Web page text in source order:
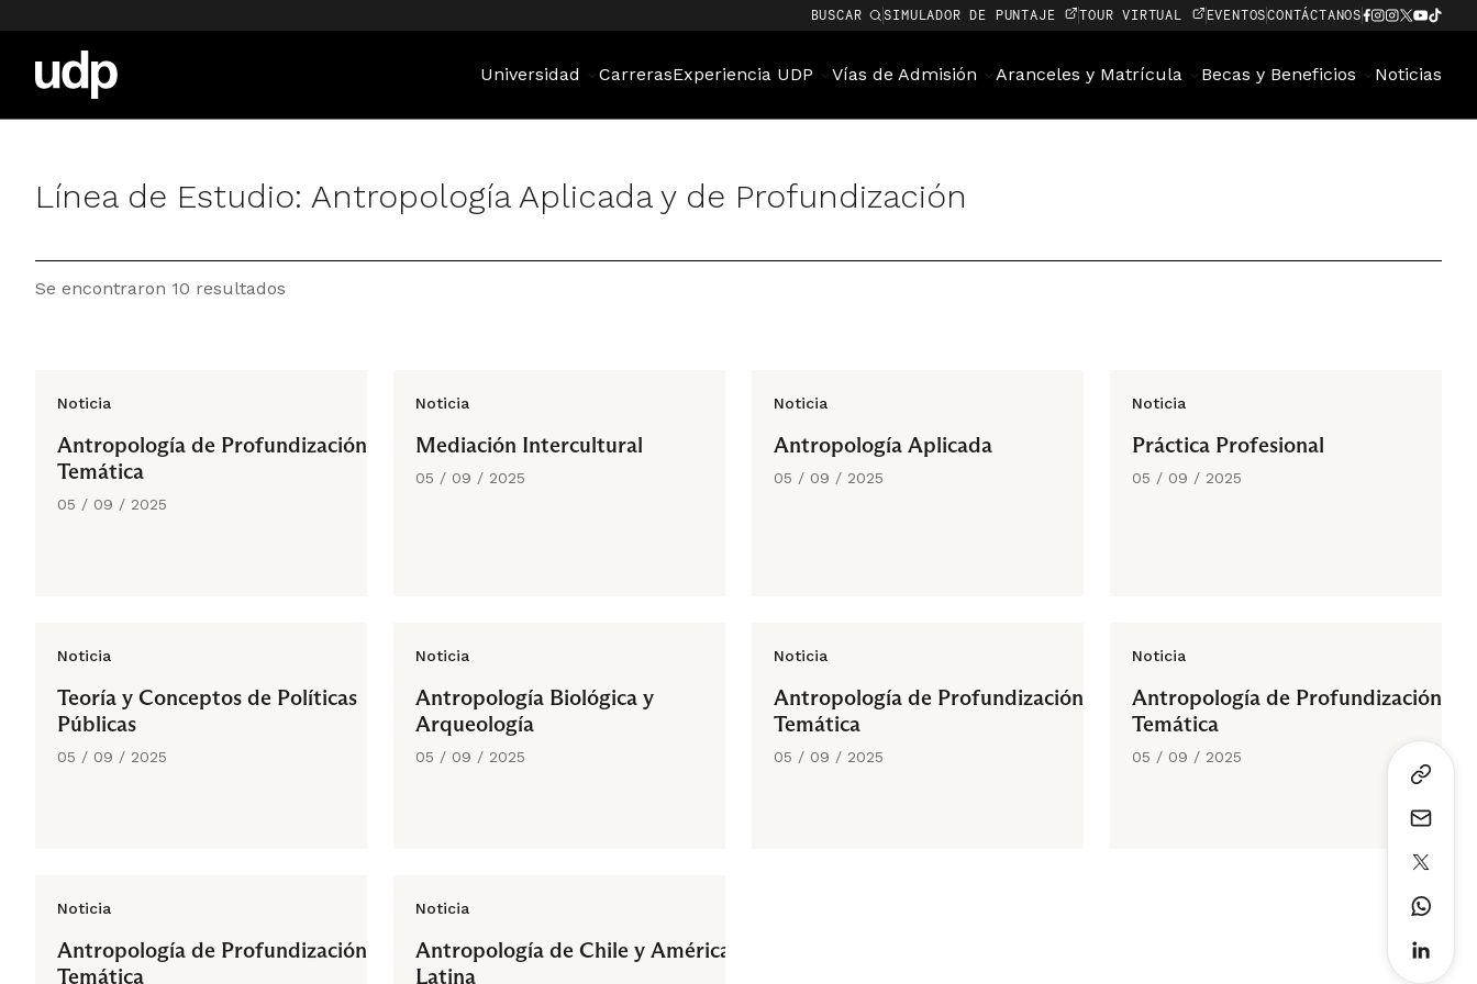
BUSCAR SIMULADOR DE PUNTAJE TOUR VIRTUAL EVENTOSCONTÁCTANOS
Universidad CarrerasExperiencia UDP Vías de Admisión Aranceles y Matrícula Becas y Beneficios Noticias
Línea de Estudio: Antropología Aplicada y de Profundización
Se encontraron 10 resultados
Noticia
Antropología de Profundización
Temática
05 / 09 / 2025
Noticia
Mediación Intercultural
05 / 09 / 2025
Noticia
Antropología Aplicada
05 / 09 / 2025
Noticia
Práctica Profesional
05 / 09 / 2025
Noticia
Teoría y Conceptos de Políticas
Públicas
05 / 09 / 2025
Noticia
Antropología Biológica y
Arqueología
05 / 09 / 2025
Noticia
Antropología de Profundización
Temática
05 / 09 / 2025
Noticia
Antropología de Profundización
Temática
05 / 09 / 2025
Noticia
Antropología de Profundización
Temática
Noticia
Antropología de Chile y América
Latina